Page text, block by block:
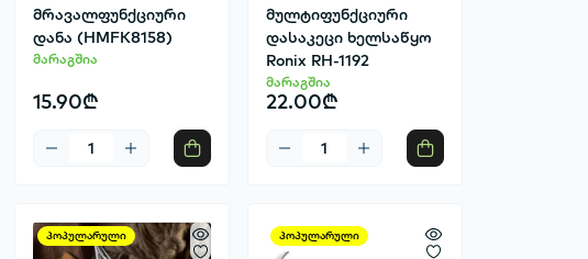
მრავალფუნქციური
დანა (HMFK8158)
მარაგშია
15.90₾
მულტიფუნქციური
დასაკეცი ხელსაწყო
Ronix RH-1192
მარაგშია
22.00₾
პოპულარული პოპულარული